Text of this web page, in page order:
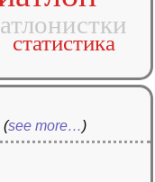
статистика
(see more…)